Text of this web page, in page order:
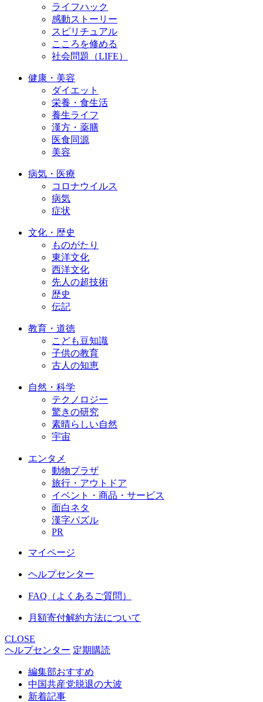
ライフハック
感動ストーリー
スピリチュアル
こころを修める
社会問題（LIFE）
健康・美容
ダイエット
栄養・食生活
養生ライフ
漢方・薬膳
医食同源
美容
病気・医療
コロナウイルス
病気
症状
文化・歴史
ものがたり
東洋文化
西洋文化
先人の超技術
歴史
伝記
教育・道徳
こども豆知識
子供の教育
古人の知恵
自然・科学
テクノロジー
驚きの研究
素晴らしい自然
宇宙
エンタメ
動物プラザ
旅行・アウトドア
イベント・商品・サービス
面白ネタ
漢字パズル
PR
マイページ
ヘルプセンター
FAQ（よくあるご質問）
月額寄付解約方法について
CLOSE
ヘルプセンター 定期購読
編集部おすすめ
中国共産党脱退の大波
新着記事